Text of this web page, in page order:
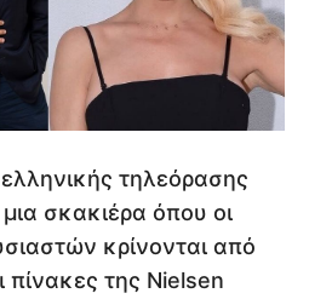
τηλεόρασης
σκακιέρα όπου οι
κρίνονται από
πίνακες της Nielsen